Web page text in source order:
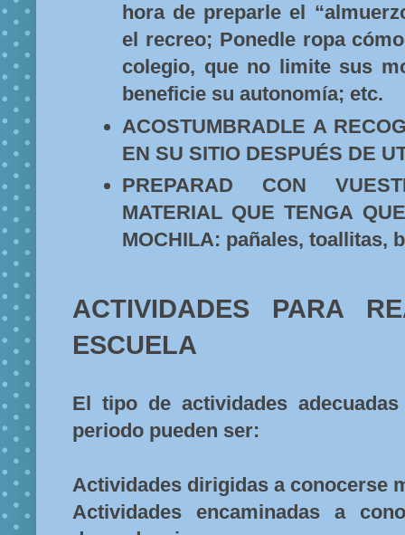
hora de preparle el
el recreo; Ponedle ropa
colegio, que no limite sus
beneficie su autonomía; etc.
ACOSTUMBRADLE A
EN SU SITIO DESPUÉS DE
PREPARAD CON
MATERIAL QUE TENGA
MOCHILA: pañales, toallitas,
ACTIVIDADES PARA
ESCUELA
El tipo de actividades
periodo pueden ser:
Actividades dirigidas a conocerse
Actividades encaminadas a